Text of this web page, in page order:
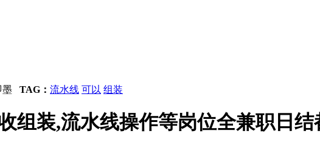
墨 TAG： 流水线 可以 组装
组装,流水线操作等岗位全兼职日结